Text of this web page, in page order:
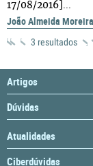
17/08/2016]...
João Almeida Moreira
3 resultados
Artigos
Dúvidas
Atualidades
Ciberdúvidas